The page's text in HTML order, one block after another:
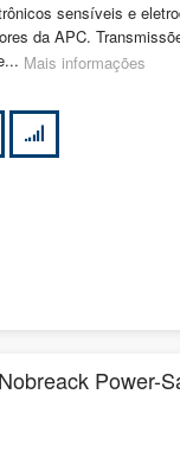
sensíveis e
da APC.
Mais informações
Power-